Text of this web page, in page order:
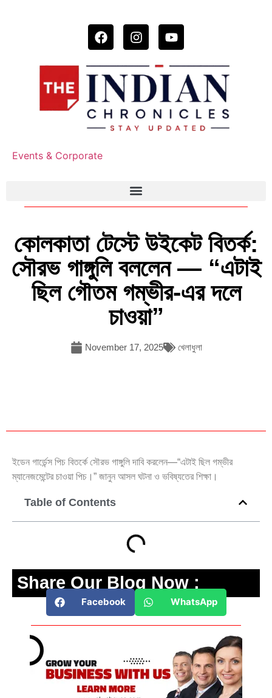
Events & Corporate
কোলকাতা টেস্টে উইকেট বিতর্ক:
সৌরভ গাঙ্গুলি বললেন — “এটাই
ছিল গৌতম গম্ভীর-এর দলে
চাওয়া”
November 17, 2025 খেলাধুলা
ইডেন গার্ডেন্স পিচ বিতর্কে সৌরভ গাঙ্গুলি দাবি করলেন—“এটাই ছিল গম্ভীর
ম্যানেজমেন্টের চাওয়া পিচ।” জানুন আসল ঘটনা ও ভবিষ্যতের শিক্ষা।
Table of Contents
Share Our Blog Now :
Facebook WhatsApp